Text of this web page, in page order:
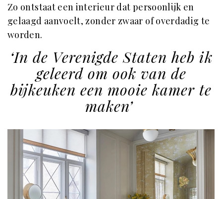
Zo ontstaat een interieur dat persoonlijk en
gelaagd aanvoelt, zonder zwaar of overdadig te
worden.
‘In de Verenigde Staten heb ik
geleerd om ook van de
bijkeuken een mooie kamer te
maken’